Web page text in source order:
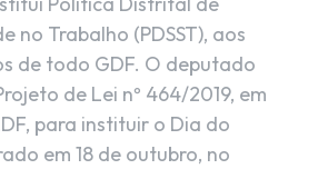
no Trabalho (PDSST), aos
de todo GDF. O deputado
de Lei nº 464/2019, em
para instituir o Dia do
em 18 de outubro, no